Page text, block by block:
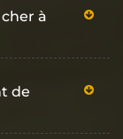
à
de